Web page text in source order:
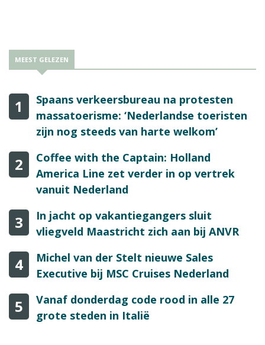
MEEST GELEZEN
1
Spaans verkeersbureau na protesten
massatoerisme: ‘Nederlandse toeristen
zijn nog steeds van harte welkom’
2
Coffee with the Captain: Holland
America Line zet verder in op vertrek
vanuit Nederland
3
In jacht op vakantiegangers sluit
vliegveld Maastricht zich aan bij ANVR
4
Michel van der Stelt nieuwe Sales
Executive bij MSC Cruises Nederland
5
Vanaf donderdag code rood in alle 27
grote steden in Italië